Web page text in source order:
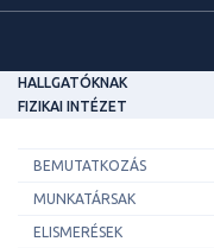
HALLGATÓKNAK
FIZIKAI INTÉZET
BEMUTATKOZÁS
MUNKATÁRSAK
ELISMERÉSEK